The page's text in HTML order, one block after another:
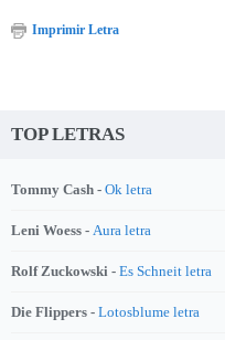
Imprimir Letra
TOP LETRAS
Tommy Cash - Ok letra
Leni Woess - Aura letra
Rolf Zuckowski - Es Schneit letra
Die Flippers - Lotosblume letra